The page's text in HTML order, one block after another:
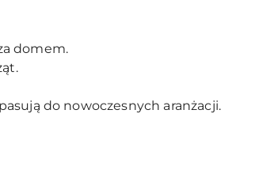
domem.
do nowoczesnych aranżacji.